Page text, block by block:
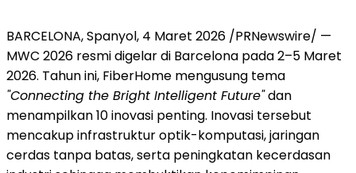
BARCELONA, Spanyol, 4 Maret 2026 /PRNewswire/ —
MWC 2026 resmi digelar di Barcelona pada 2–5 Maret
2026. Tahun ini, FiberHome mengusung tema
"Connecting the Bright Intelligent Future"dan
menampilkan 10 inovasi penting. Inovasi tersebut
mencakup infrastruktur optik-komputasi, jaringan
cerdas tanpa batas, serta peningkatan kecerdasan